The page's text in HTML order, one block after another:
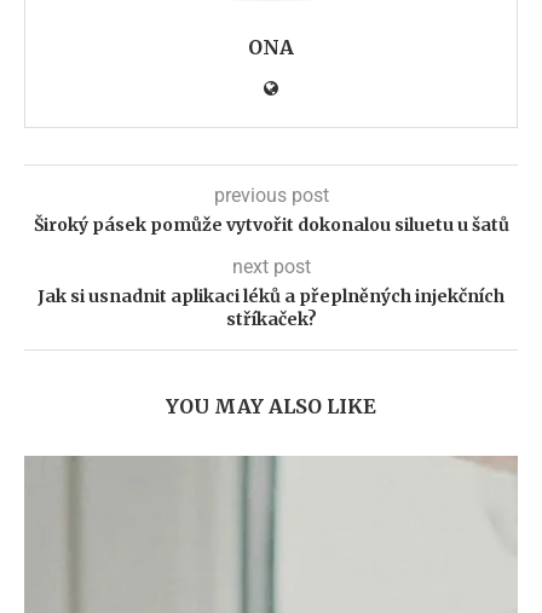
ONA
previous post
Široký pásek pomůže vytvořit dokonalou siluetu u šatů
next post
Jak si usnadnit aplikaci léků a přeplněných injekčních
stříkaček?
YOU MAY ALSO LIKE